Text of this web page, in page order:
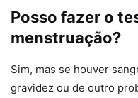
Posso fazer o
menstruação?
Sim, mas se houver
gravidez ou de outro